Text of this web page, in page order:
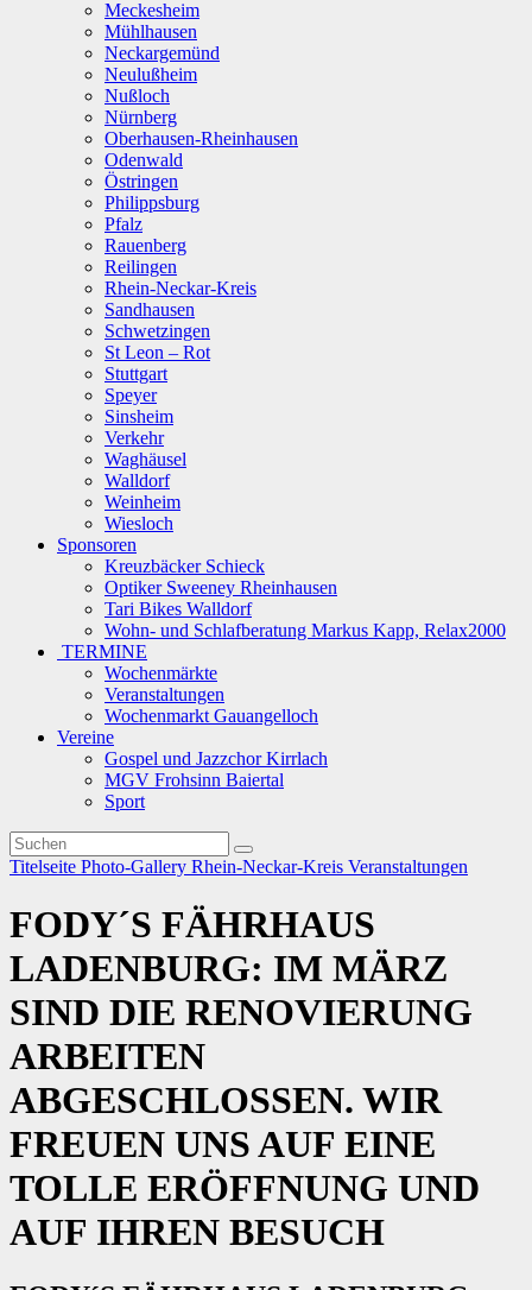
Meckesheim
Mühlhausen
Neckargemünd
Neulußheim
Nußloch
Nürnberg
Oberhausen-Rheinhausen
Odenwald
Östringen
Philippsburg
Pfalz
Rauenberg
Reilingen
Rhein-Neckar-Kreis
Sandhausen
Schwetzingen
St Leon – Rot
Stuttgart
Speyer
Sinsheim
Verkehr
Waghäusel
Walldorf
Weinheim
Wiesloch
Sponsoren
Kreuzbäcker Schieck
Optiker Sweeney Rheinhausen
Tari Bikes Walldorf
Wohn- und Schlafberatung Markus Kapp, Relax2000
TERMINE
Wochenmärkte
Veranstaltungen
Wochenmarkt Gauangelloch
Vereine
Gospel und Jazzchor Kirrlach
MGV Frohsinn Baiertal
Sport
Titelseite Photo-Gallery Rhein-Neckar-Kreis Veranstaltungen
FODY´S FÄHRHAUS
LADENBURG: IM MÄRZ
SIND DIE RENOVIERUNG
ARBEITEN
ABGESCHLOSSEN. WIR
FREUEN UNS AUF EINE
TOLLE ERÖFFNUNG UND
AUF IHREN BESUCH